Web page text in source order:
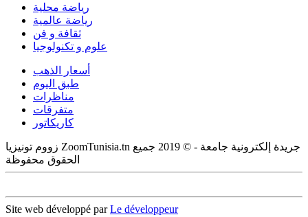
رياضة محلية
رياضة عالمية
ثقافة و فن
علوم و تكنولوجيا
أسعار الذهب
طبق اليوم
مناظرات
متفرقات
كاريكاتور
زووم تونيزيا ZoomTunisia.tn جريدة إلكترونية جامعة - © 2019 جميع
الحقوق محفوظة
Site web développé parLe développeur